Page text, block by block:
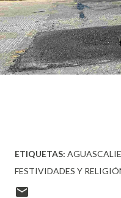
ETIQUETAS:
FESTIVIDADES Y